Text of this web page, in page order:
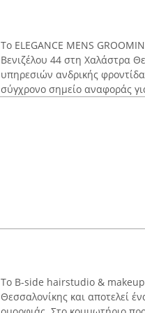
Το ELEGANCE MENS
Βενιζέλου 44 στη Χαλάστρα
υπηρεσιών ανδρικής
σύγχρονο σημείο αναφοράς
Το B-side hairstudio & makeup
Θεσσαλονίκης και αποτελεί